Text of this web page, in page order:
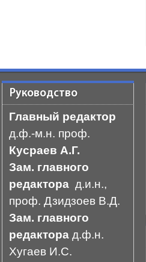
Руководство
Главный редактор
д.ф.-м.н. проф.
Кусраев А.Г.
Зам. главного
редактора д.и.н.,
проф. Дзидзоев В.Д.
Зам. главного
редактора д.ф.н.
Хугаев И.С.